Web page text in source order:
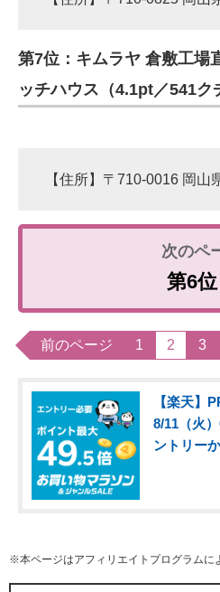
第7位：キムラヤ 倉敷工場
ッチハウス（4.1pt／541ク
【住所】〒710-0016 岡山
第6位
前のページ 1 2 3
【楽天】
8/11（火
ントリー
※本ページはアフィリエイトプログラムに